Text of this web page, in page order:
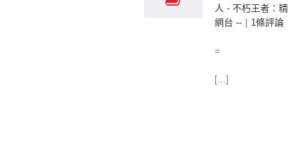
人 - 不朽王者：
網台 --
1條評論
=
[...]